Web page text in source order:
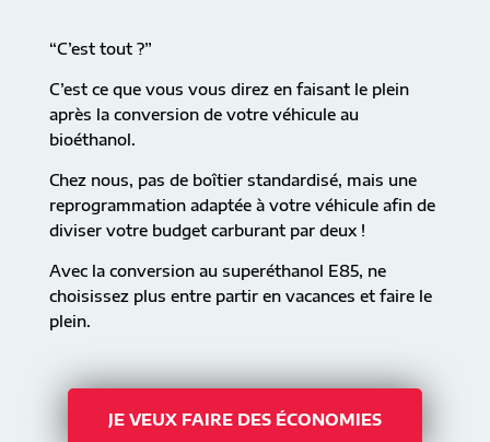
“C’est tout ?”
C’est ce que vous vous direz en faisant le plein
après la conversion de votre véhicule au
bioéthanol.
Chez nous, pas de boîtier standardisé, mais une
reprogrammation adaptée à votre véhicule afin de
diviser votre budget carburant par deux !
Avec la conversion au superéthanol E85, ne
choisissez plus entre partir en vacances et faire le
plein.
JE VEUX FAIRE DES ÉCONOMIES